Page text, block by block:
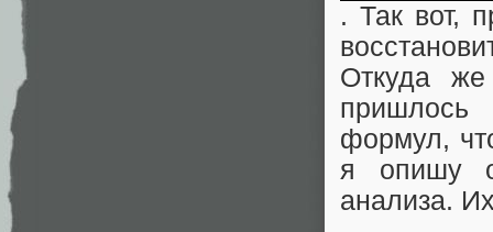
. Так вот,
Откуда же
пришлось
формул,
я опишу
анализа.